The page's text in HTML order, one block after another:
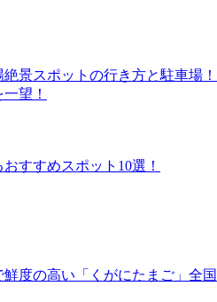
景スポットの行き方と駐車場！
望！
すすめスポット10選！
度の高い「くがにたまご」全国